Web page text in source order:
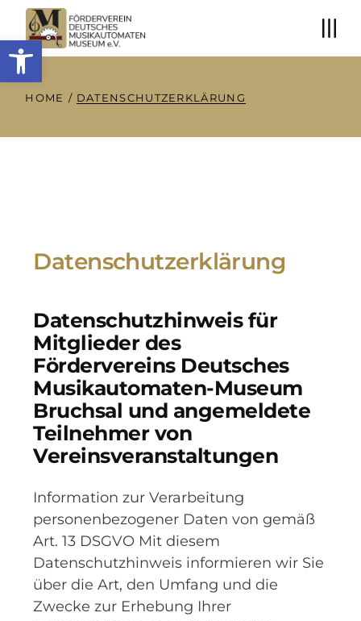
Open toolbar
HOME DATENSCHUTZERKLÄRUNG
Datenschutzerklärung
Datenschutzhinweis für
Mitglieder des
Fördervereins Deutsches
Musikautomaten-Museum
Bruchsal und angemeldete
Teilnehmer von
Vereinsveranstaltungen
Information zur Verarbeitung
personenbezogener Daten von gemäß
Art. 13 DSGVO Mit diesem
Datenschutzhinweis informieren wir Sie
über die Art, den Umfang und die
Zwecke zur Erhebung Ihrer